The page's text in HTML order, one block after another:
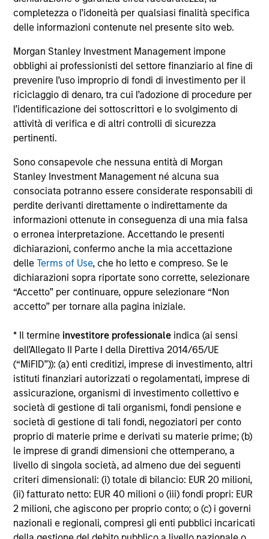
completezza o l’idoneità per qualsiasi finalità specifica
delle informazioni contenute nel presente sito web.
Morgan Stanley Investment Management impone
obblighi ai professionisti del settore finanziario al fine di
prevenire l’uso improprio di fondi di investimento per il
riciclaggio di denaro, tra cui l’adozione di procedure per
l’identificazione dei sottoscrittori e lo svolgimento di
attività di verifica e di altri controlli di sicurezza
pertinenti.
Sono consapevole che nessuna entità di Morgan
Stanley Investment Management né alcuna sua
consociata potranno essere considerate responsabili di
perdite derivanti direttamente o indirettamente da
informazioni ottenute in conseguenza di una mia falsa
o erronea interpretazione. Accettando le presenti
dichiarazioni, confermo anche la mia accettazione
delleTerms of Use, che ho letto e compreso. Se le
dichiarazioni sopra riportate sono corrette, selezionare
“Accetto” per continuare, oppure selezionare “Non
accetto” per tornare alla pagina iniziale.
* Il termine investitore professionale indica (ai sensi
dell’Allegato II Parte I della Direttiva 2014/65/UE
(“MiFID”)): (a) enti creditizi, imprese di investimento, altri
istituti finanziari autorizzati o regolamentati, imprese di
assicurazione, organismi di investimento collettivo e
società di gestione di tali organismi, fondi pensione e
società di gestione di tali fondi, negoziatori per conto
proprio di materie prime e derivati su materie prime; (b)
le imprese di grandi dimensioni che ottemperano, a
livello di singola società, ad almeno due dei seguenti
criteri dimensionali: (i) totale di bilancio: EUR 20 milioni,
(ii) fatturato netto: EUR 40 milioni o (iii) fondi propri: EUR
2 milioni, che agiscono per proprio conto; o (c) i governi
nazionali e regionali, compresi gli enti pubblici incaricati
all’emissione e al rimborso delle azioni. La fonte di tutti i
dati relativi alle performance e agli indici è Morgan Stanley
Investment Management Limited (“MSIM Ltd”).
Il valore degli investimenti e i proventi da essi derivanti
possono aumentare come diminuire e un investitore può
non
recuperare l'importo investito.
I dati di performance per i comparti con track record
inferiore a un anno non sono illustrati. Le performance sono
calcolate al netto delle commissioni. I dati di performance
da inizio anno non sono annualizzati. Le performance di
altre classi di azioni, se disponibili, potrebbero essere
diverse. Prima di investire si consiglia di valutare
attentamente gli obiettivi d’investimento, i rischi, le
commissioni e le spese del comparto.
Il ricorso alla leva aumenta i rischi: una variazione
relativamente contenuta nel valore di un investimento può
determinare una variazione molto più elevata, sia in senso
positivo che negativo, nel valore di quell’investimento e, di
conseguenza, nel valore del Comparto.
Alcuni documenti disponibili in questo sito possono
riguardare più comparti della gamma Morgan Stanley
Investment Funds. Si fa presente che non tutti i comparti
sono disponibili per le persone residenti nelle giurisdizioni
in cui tale distribuzione o disponibilità sia contraria alle
leggi o ai regolamenti locali.
Più alta è la categoria (1-7), maggiore è il potenziale di
rendimento, ma anche il rischio di perdere l’investimento.
La categoria 1 non indica un investimento privo di rischio. Si
rimanda al Documento contenente informazioni chiave per
gli investitori (KIID), nella sezione Risorse, per il rating di
rischio specifico per le classi di azioni e le avvertenze.
Il Morningstar Rating™,o “star rating” viene calcolato per i
prodotti gestiti (inclusi fondi comuni, sottoconti di rendite
variabili e polizze vita variabili, exchange-traded fund, fondi
chiusi e conti separati) con uno storico minimo di tre anni.
Gli exchange-traded fund e i fondi comuni aperti sono
considerati come un’unica categoria a fini comparativi. Il
rating viene calcolato sulla base di una misura del